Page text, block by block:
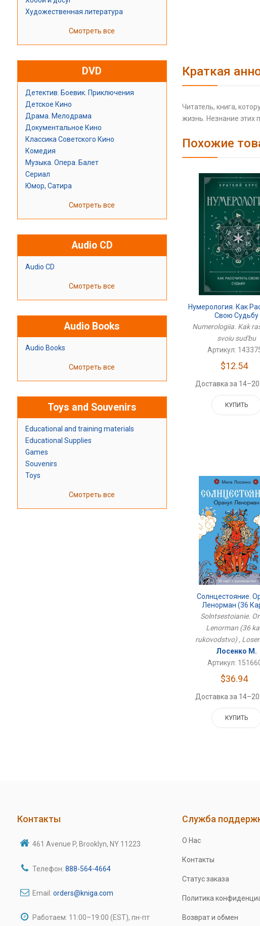
Художественная литература
Смотреть все
DVD
Детектив. Боевик. Приключения
Детское Кино
Драма. Мелодрама
Документальное Кино
Классика Советского Кино
Комедия
Музыка. Опера. Балет
Сериал
Юмор, Сатира
Смотреть все
Audio CD
Audio CD
Смотреть все
Audio Books
Audio Books
Смотреть все
Toys and Souvenirs
Educational and training materials
Educational Supplies
Games
Souvenirs
Toys
Смотреть все
Краткая
Читатель, книга,
жизнь. Незнание этих
Похожие
Нумерология. Как
Свою Судьбу
Numerologiia. Kak
svoiu sud'bu
Артикул:
$12.54
Доставка за
КУПИТЬ
Солнцестояние.
Ленорман (36
Руководство)
Solntsestoianie.
Lenorman (36
rukovodstvo) ,
Лосенко М.
Артикул:
$36.94
Доставка за
КУПИТЬ
Контакты
461 Avenue P, Brooklyn, NY 11223
Телефон: 888-564-4664
Email: orders@kniga.com
Работаем: 11:00–19:00 (EST), пн-пт
Служба
О Нас
Контакты
Статус заказа
Политика
Возврат и обмен